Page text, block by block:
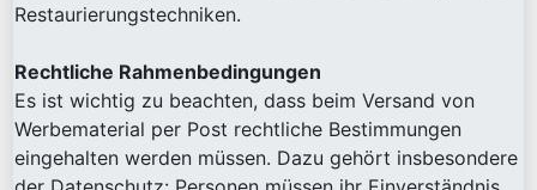
Restaurierungstechniken.
Rechtliche Rahmenbedingungen
Es ist wichtig zu beachten, dass beim Versand von
Werbematerial per Post rechtliche Bestimmungen
eingehalten werden müssen. Dazu gehört insbesondere